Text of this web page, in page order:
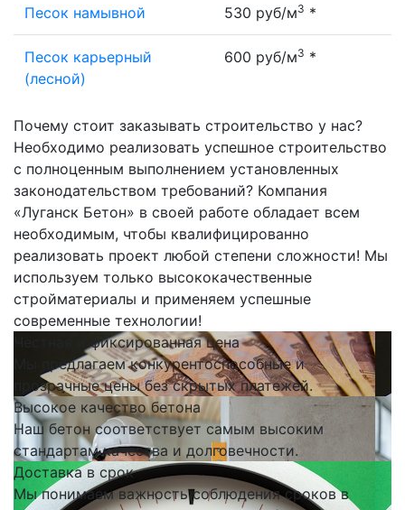
Песок намывной 530 руб/м3 *
Песок карьерный
(лесной)
600 руб/м3 *
Почему стоит заказывать строительство у нас?
Необходимо реализовать успешное строительство
с полноценным выполнением установленных
законодательством требований? Компания
«Луганск Бетон» в своей работе обладает всем
необходимым, чтобы квалифицированно
реализовать проект любой степени сложности! Мы
используем только высококачественные
стройматериалы и применяем успешные
современные технологии!
Честная и фиксированная цена
Мы предлагаем конкурентоспособные и
прозрачные цены без скрытых платежей.
Высокое качество бетона
Наш бетон соответствует самым высоким
стандартам качества и долговечности.
Доставка в срок
Мы понимаем важность соблюдения сроков в